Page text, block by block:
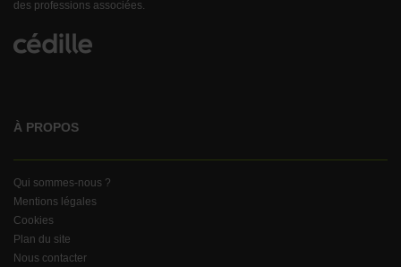
des professions associées.
À PROPOS
Qui sommes-nous ?
Mentions légales
Cookies
Plan du site
Nous contacter